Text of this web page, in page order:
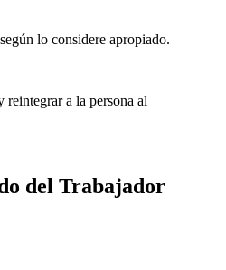
lo considere apropiado.
a la persona al
del Trabajador